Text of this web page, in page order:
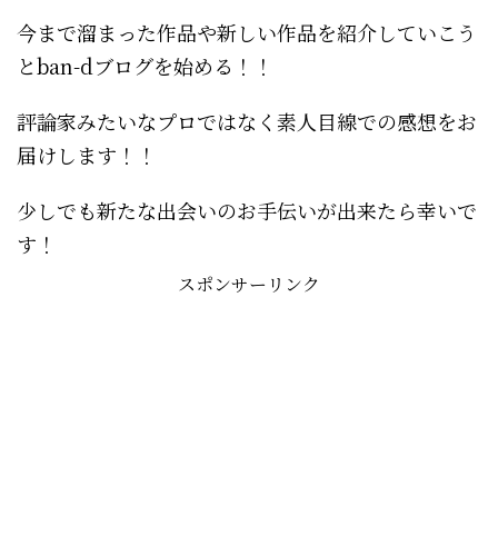
今まで溜まった作品や新しい作品を紹介していこう
とban-dブログを始める！！
評論家みたいなプロではなく素人目線での感想をお
届けします！！
少しでも新たな出会いのお手伝いが出来たら幸いで
す！
スポンサーリンク